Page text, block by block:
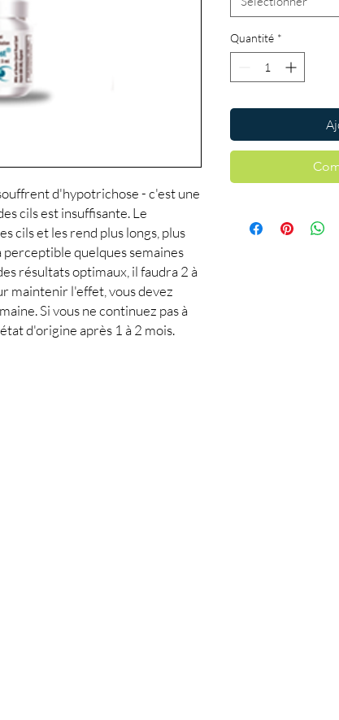
d'hypotrichose - c'est une
cils est insuffisante. Le
cils et les rend plus longs, plus
perceptible quelques semaines
résultats optimaux, il faudra 2 à
maintenir l'effet, vous devez
Si vous ne continuez pas à
d'origine après 1 à 2 mois.
Quantité *